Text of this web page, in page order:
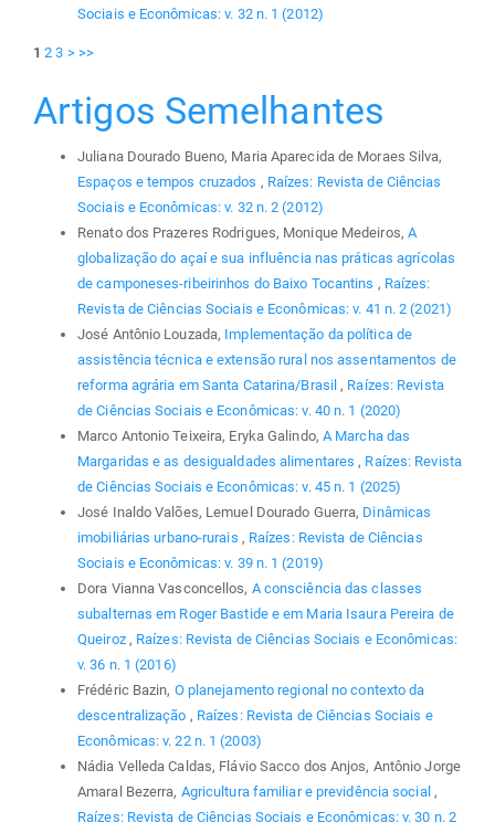
Sociais e Econômicas: v. 32 n. 1 (2012)
1 2 3 > >>
Artigos Semelhantes
Juliana Dourado Bueno, Maria Aparecida de Moraes Silva,
Espaços e tempos cruzados , Raízes: Revista de Ciências
Sociais e Econômicas: v. 32 n. 2 (2012)
Renato dos Prazeres Rodrigues, Monique Medeiros, A
globalização do açaí e sua influência nas práticas agrícolas
de camponeses-ribeirinhos do Baixo Tocantins , Raízes:
Revista de Ciências Sociais e Econômicas: v. 41 n. 2 (2021)
José Antônio Louzada, Implementação da política de
assistência técnica e extensão rural nos assentamentos de
reforma agrária em Santa Catarina/Brasil, Raízes: Revista
de Ciências Sociais e Econômicas: v. 40 n. 1 (2020)
Marco Antonio Teixeira, Eryka Galindo, A Marcha das
Margaridas e as desigualdades alimentares, Raízes: Revista
de Ciências Sociais e Econômicas: v. 45 n. 1 (2025)
José Inaldo Valões, Lemuel Dourado Guerra, Dinâmicas
imobiliárias urbano-rurais , Raízes: Revista de Ciências
Sociais e Econômicas: v. 39 n. 1 (2019)
Dora Vianna Vasconcellos, A consciência das classes
subalternas em Roger Bastide e em Maria Isaura Pereira de
Queiroz , Raízes: Revista de Ciências Sociais e Econômicas:
v. 36 n. 1 (2016)
Frédéric Bazin, O planejamento regional no contexto da
descentralização , Raízes: Revista de Ciências Sociais e
Econômicas: v. 22 n. 1 (2003)
Nádia Velleda Caldas, Flávio Sacco dos Anjos, Antônio Jorge
Amaral Bezerra, Agricultura familiar e previdência social ,
Raízes: Revista de Ciências Sociais e Econômicas: v. 30 n. 2